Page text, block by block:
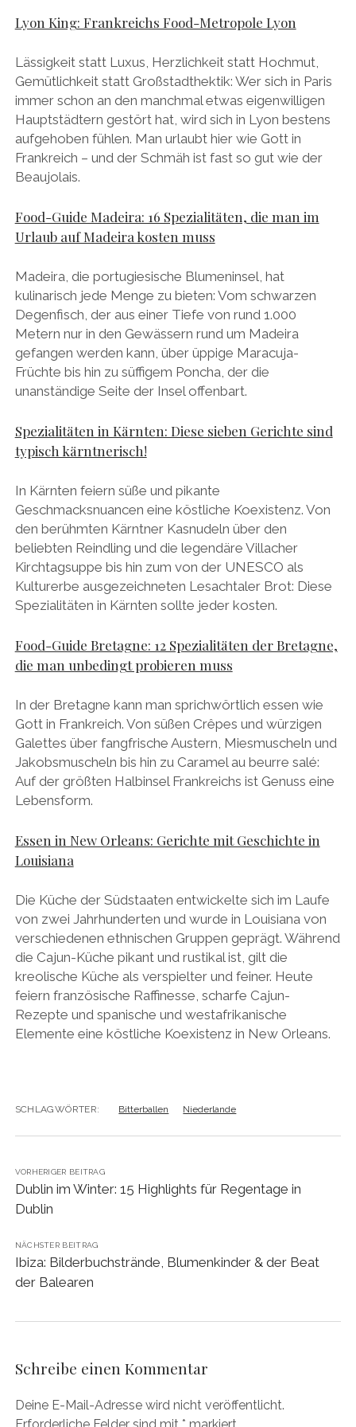
Lyon King: Frankreichs Food-Metropole Lyon
Lässigkeit statt Luxus, Herzlichkeit statt Hochmut,
Gemütlichkeit statt Großstadthektik: Wer sich in Paris
immer schon an den manchmal etwas eigenwilligen
Hauptstädtern gestört hat, wird sich in Lyon bestens
aufgehoben fühlen. Man urlaubt hier wie Gott in
Frankreich – und der Schmäh ist fast so gut wie der
Beaujolais.
Food-Guide Madeira: 16 Spezialitäten, die man im
Urlaub auf Madeira kosten muss
Madeira, die portugiesische Blumeninsel, hat
kulinarisch jede Menge zu bieten: Vom schwarzen
Degenfisch, der aus einer Tiefe von rund 1.000
Metern nur in den Gewässern rund um Madeira
gefangen werden kann, über üppige Maracuja-
Früchte bis hin zu süffigem Poncha, der die
unanständige Seite der Insel offenbart.
Spezialitäten in Kärnten: Diese sieben Gerichte sind
typisch kärntnerisch!
In Kärnten feiern süße und pikante
Geschmacksnuancen eine köstliche Koexistenz. Von
den berühmten Kärntner Kasnudeln über den
beliebten Reindling und die legendäre Villacher
Kirchtagsuppe bis hin zum von der UNESCO als
Kulturerbe ausgezeichneten Lesachtaler Brot: Diese
Spezialitäten in Kärnten sollte jeder kosten.
Food-Guide Bretagne: 12 Spezialitäten der Bretagne,
die man unbedingt probieren muss
In der Bretagne kann man sprichwörtlich essen wie
Gott in Frankreich. Von süßen Crêpes und würzigen
Galettes über fangfrische Austern, Miesmuscheln und
Jakobsmuscheln bis hin zu Caramel au beurre salé:
Auf der größten Halbinsel Frankreichs ist Genuss eine
Lebensform.
Essen in New Orleans: Gerichte mit Geschichte in
Louisiana
Die Küche der Südstaaten entwickelte sich im Laufe
von zwei Jahrhunderten und wurde in Louisiana von
verschiedenen ethnischen Gruppen geprägt. Während
die Cajun-Küche pikant und rustikal ist, gilt die
kreolische Küche als verspielter und feiner. Heute
feiern französische Raffinesse, scharfe Cajun-
Rezepte und spanische und westafrikanische
Elemente eine köstliche Koexistenz in New Orleans.
SCHLAGWÖRTER: Bitterballen Niederlande
VORHERIGER BEITRAG
Dublin im Winter: 15 Highlights für Regentage in
Dublin
NÄCHSTER BEITRAG
Ibiza: Bilderbuchstrände, Blumenkinder & der Beat
der Balearen
Schreibe einen Kommentar
Deine E-Mail-Adresse wird nicht veröffentlicht.
Erforderliche Felder sind mit * markiert